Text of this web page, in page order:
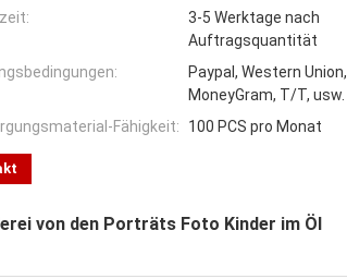
3-5 Werktage nach
Auftragsquantität
Paypal, Western Union,
MoneyGram, T/T, usw.
Fähigkeit:
100 PCS pro Monat
von den Porträts Foto Kinder im Öl